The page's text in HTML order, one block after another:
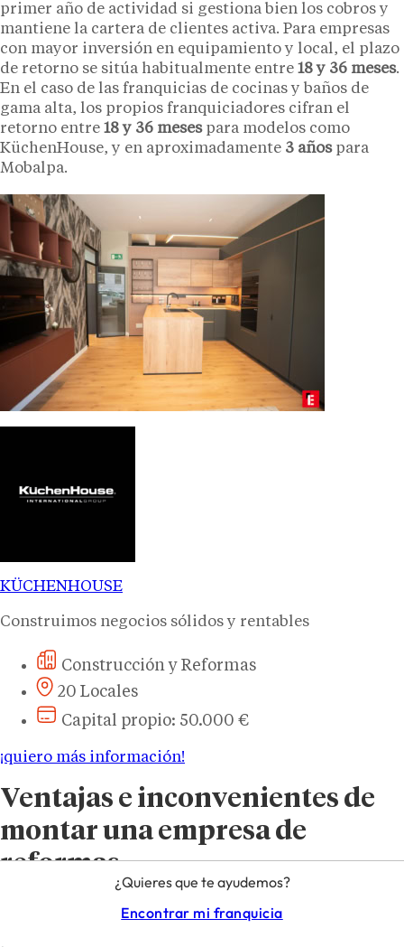
primer año de actividad si gestiona bien los cobros y
mantiene la cartera de clientes activa. Para empresas
con mayor inversión en equipamiento y local, el plazo
de retorno se sitúa habitualmente entre 18 y 36 meses.
En el caso de las franquicias de cocinas y baños de
gama alta, los propios franquiciadores cifran el
retorno entre 18 y 36 mesespara modelos como
KüchenHouse, y en aproximadamente 3 añospara
Mobalpa.
KÜCHENHOUSE
Construimos negocios sólidos y rentables
Construcción y Reformas
20 Locales
Capital propio: 50.000 €
¡quiero más información!
Ventajas e inconvenientes de
montar una empresa de
reformas
Como cualquier proyecto empresarial,
presenta fortalezas estructurales
¿Quieres que te ayudemos?
Encontrar mi franquicia